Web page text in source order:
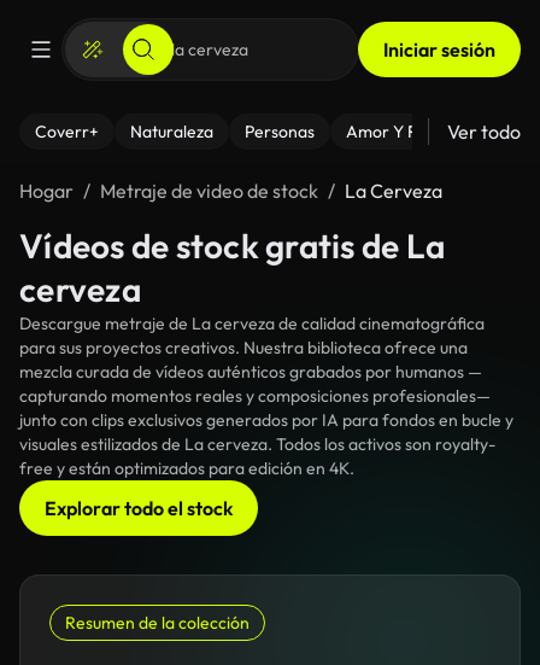
Iniciar sesión
Coverr+ Naturaleza Personas Amor Y Relaciones
Ver todo
Hogar Metraje de video de stock La Cerveza
Vídeos de stock gratis de La
cerveza
Descargue metraje de La cerveza de calidad cinematográfica
para sus proyectos creativos. Nuestra biblioteca ofrece una
mezcla curada de vídeos auténticos grabados por humanos —
capturando momentos reales y composiciones profesionales—
junto con clips exclusivos generados por IA para fondos en bucle y
visuales estilizados de La cerveza. Todos los activos son royalty-
free y están optimizados para edición en 4K.
Explorar todo el stock
Resumen de la colección